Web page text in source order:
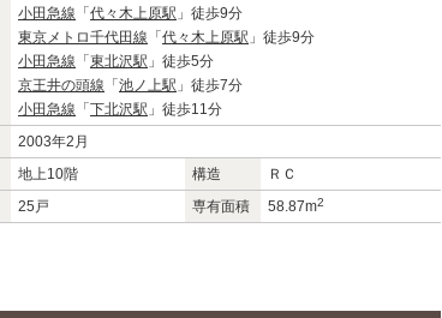
小田急線 「 代々木上原駅 」徒歩9分
東京メトロ千代田線 「 代々木上原駅 」徒歩9分
小田急線 「 東北沢駅 」徒歩5分
京王井の頭線 「 池ノ上駅 」徒歩7分
小田急線 「 下北沢駅 」徒歩11分
2003年2月
地上10階 構造
ＲＣ
25戸 専有面積 58.87m2